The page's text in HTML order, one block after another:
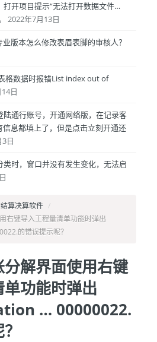
打开项目提示“无法打开数据文件…
2022年7月13日
版本怎么修改表眉表脚的审核人？
格数据时报错List index out of
日
陆通行账号，开通网络版，在记录客
息都填上了，但是点击立刻开通还
日
类时，窗口并没有发生变化，无法启
算决算软件 /
右键导入工程量清单功能时弹出
的错误提示呢？
解界面使用右键
功能时弹出
… 00000022.